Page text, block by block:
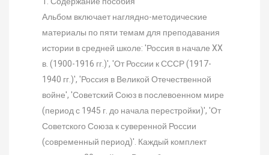
Альбом включает наглядно-методические
материалы по пяти темам для преподавания
истории в средней школе: 'Россия в начале XX
в. (1900-1916 гг.)', 'От России к СССР (1917-
1940 гг.)', 'Россия в Великой Отечественной
войне', 'Советский Союз в послевоенном мире
(период с 1945 г. до начала перестройки)', 'От
Советского Союза к суверенной России
(современный период)'. Каждый комплект